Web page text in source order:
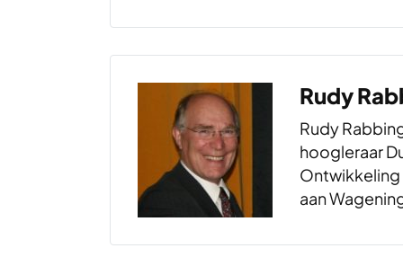
Partner bij
Rudy
Rudy
hoogleraar
Ontwikkeling
aan